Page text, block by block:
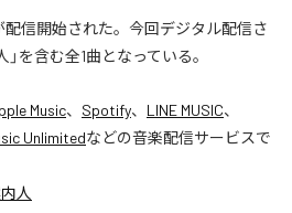
配信開始された。今回デジタル配信さ
を含む全1曲となっている。
Music、 Spotify、 LINE MUSIC、
Unlimitedなどの音楽配信サービスで
人